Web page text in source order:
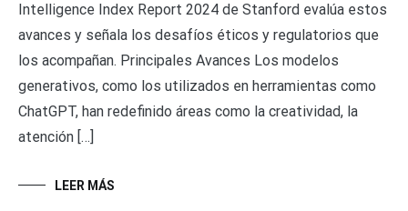
Intelligence Index Report 2024 de Stanford evalúa estos
avances y señala los desafíos éticos y regulatorios que
los acompañan. Principales Avances Los modelos
generativos, como los utilizados en herramientas como
ChatGPT, han redefinido áreas como la creatividad, la
atención […]
LEER MÁS